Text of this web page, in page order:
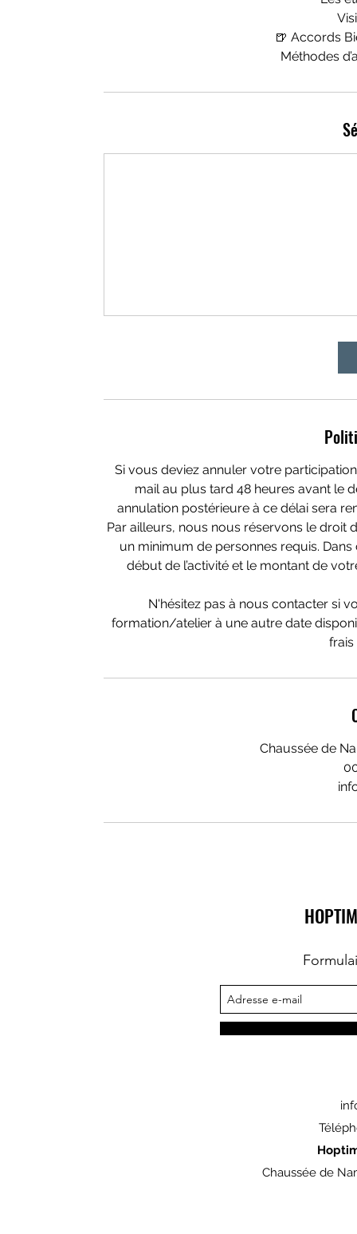
🍺 Accords
Méthodes
Si vous deviez annuler votre
mail au plus tard 48 heures avant le
annulation postérieure à ce délai sera
Par ailleurs, nous nous réservons le droit
un minimum de personnes requis.
début de l’activité et le montant de
N'hésitez pas à nous contacter si
formation/atelier à une autre date
frais
Chaussée de
Chaussée de